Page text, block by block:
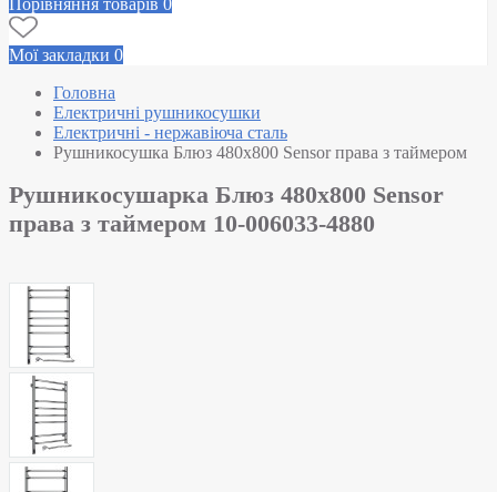
Порівняння товарів 0
Мої закладки 0
Головна
Електричні рушникосушки
Електричні - нержавіюча сталь
Рушникосушка Блюз 480х800 Sensor права з таймером
Рушникосушарка Блюз 480х800 Sensor
права з таймером 10-006033-4880